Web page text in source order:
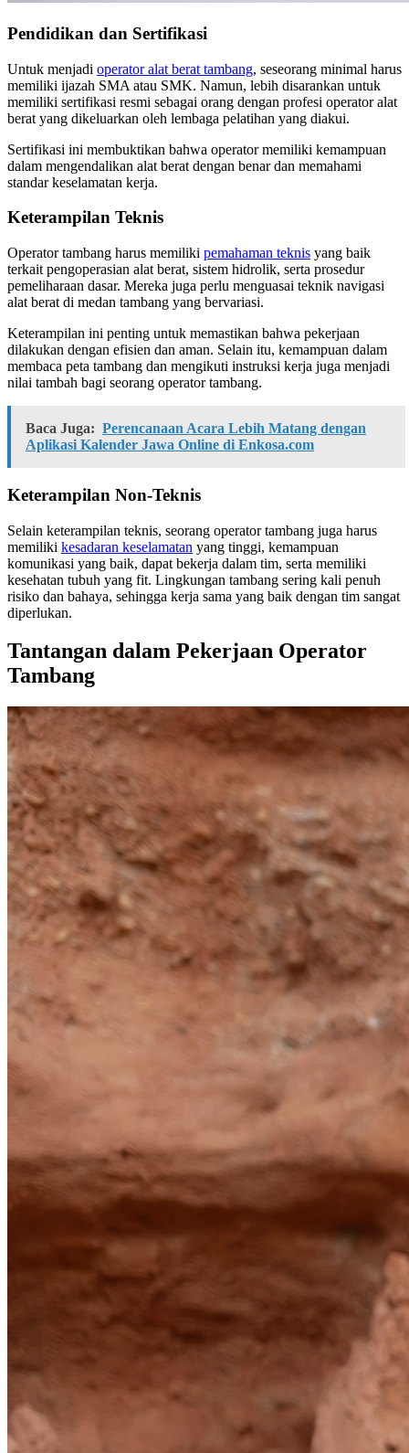
Pendidikan dan Sertifikasi
Untuk menjadi operator alat berat tambang, seseorang minimal harus
memiliki ijazah SMA atau SMK. Namun, lebih disarankan untuk
memiliki sertifikasi resmi sebagai orang dengan profesi operator alat
berat yang dikeluarkan oleh lembaga pelatihan yang diakui.
Sertifikasi ini membuktikan bahwa operator memiliki kemampuan
dalam mengendalikan alat berat dengan benar dan memahami
standar keselamatan kerja.
Keterampilan Teknis
Operator tambang harus memiliki pemahaman teknis yang baik
terkait pengoperasian alat berat, sistem hidrolik, serta prosedur
pemeliharaan dasar. Mereka juga perlu menguasai teknik navigasi
alat berat di medan tambang yang bervariasi.
Keterampilan ini penting untuk memastikan bahwa pekerjaan
dilakukan dengan efisien dan aman. Selain itu, kemampuan dalam
membaca peta tambang dan mengikuti instruksi kerja juga menjadi
nilai tambah bagi seorang operator tambang.
Baca Juga: Perencanaan Acara Lebih Matang dengan
Aplikasi Kalender Jawa Online di Enkosa.com
Keterampilan Non-Teknis
Selain keterampilan teknis, seorang operator tambang juga harus
memiliki kesadaran keselamatan yang tinggi, kemampuan
komunikasi yang baik, dapat bekerja dalam tim, serta memiliki
kesehatan tubuh yang fit. Lingkungan tambang sering kali penuh
risiko dan bahaya, sehingga kerja sama yang baik dengan tim sangat
diperlukan.
Tantangan dalam Pekerjaan Operator
Tambang